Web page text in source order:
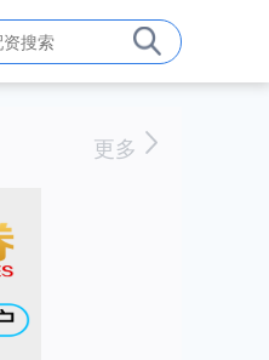
更多